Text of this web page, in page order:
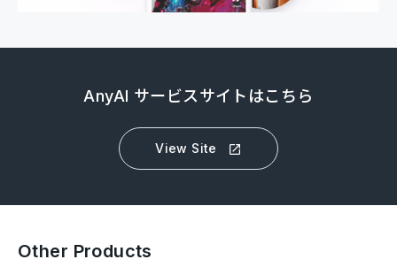
AnyAI サービスサイトはこちら
View Site
Other Products